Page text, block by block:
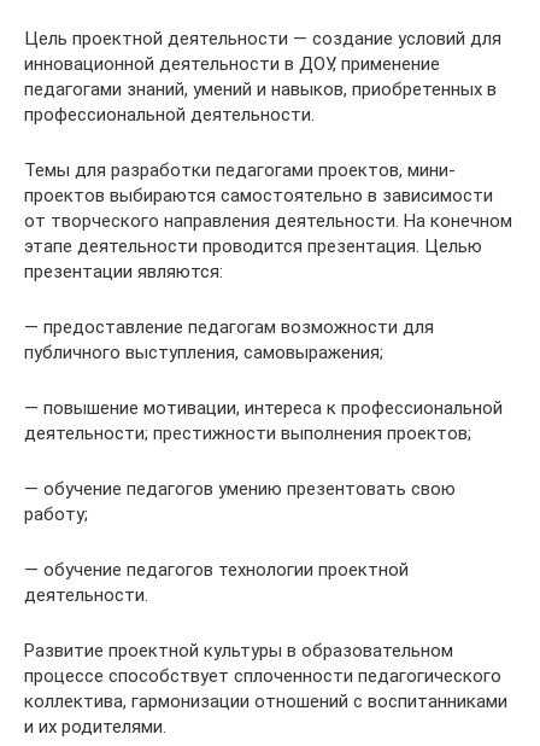
Цель проектной деятельности — создание условий для
инновационной деятельности в ДОУ, применение
педагогами знаний, умений и навыков, приобретенных в
профессиональной деятельности.
Темы для разработки педагогами проектов, мини-
проектов выбираются самостоятельно в зависимости
от творческого направления деятельности. На конечном
этапе деятельности проводится презентация. Целью
презентации являются:
— предоставление педагогам возможности для
публичного выступления, самовыражения;
— повышение мотивации, интереса к профессиональной
деятельности; престижности выполнения проектов;
— обучение педагогов умению презентовать свою
работу;
— обучение педагогов технологии проектной
деятельности.
Развитие проектной культуры в образовательном
процессе способствует сплоченности педагогического
коллектива, гармонизации отношений с воспитанниками
и их родителями.